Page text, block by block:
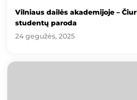
Vilniaus dailės akademijoje –
studentų paroda
24 gegužės, 2025